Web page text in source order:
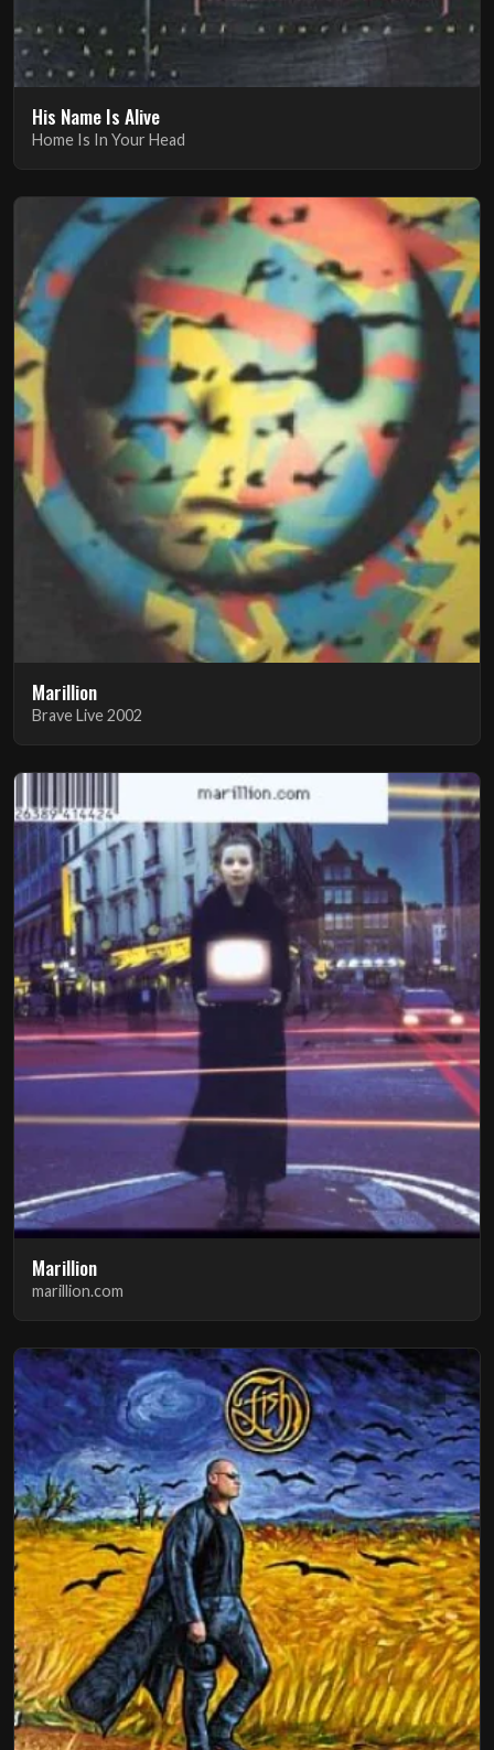
His Name Is Alive
Home Is In Your Head
Marillion
Brave Live 2002
Marillion
marillion.com